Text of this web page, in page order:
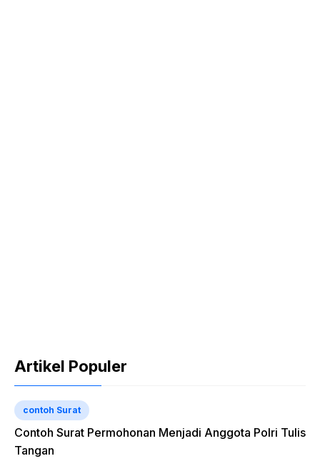
Artikel Populer
contoh Surat
Contoh Surat Permohonan Menjadi Anggota Polri Tulis
Tangan